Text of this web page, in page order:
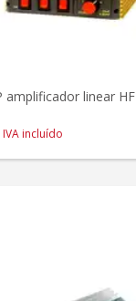
amplificador linear HF
IVA incluído